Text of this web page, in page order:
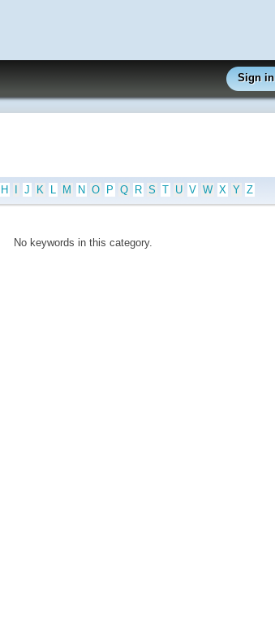
Sign in
H J K L M N O P Q R S T U V W X Y Z
No keywords in this category.